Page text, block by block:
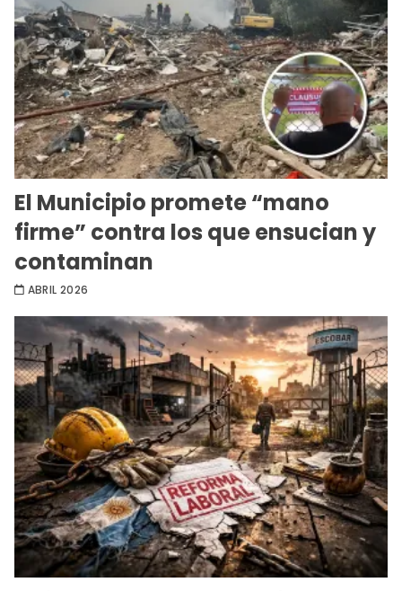
El Municipio promete “mano
firme” contra los que ensucian y
contaminan
ABRIL 2026